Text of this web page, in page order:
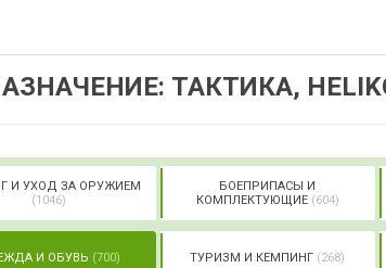
ТАКТИКА,
И УХОД ЗА ОРУЖИЕМ
(1046)
БОЕПРИПАСЫ И
КОМПЛЕКТУЮЩИЕ (604)
И ОБУВЬ (700) ТУРИЗМ И КЕМПИНГ (268)